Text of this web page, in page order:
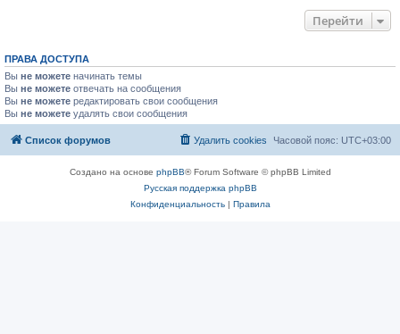
Перейти
ПРАВА ДОСТУПА
Вы не можете начинать темы
Вы не можете отвечать на сообщения
Вы не можете редактировать свои сообщения
Вы не можете удалять свои сообщения
Список форумов Часовой пояс: UTC+03:00
Удалить cookies
Создано на основе phpBB® Forum Software © phpBB Limited
Русская поддержка phpBB
Конфиденциальность| Правила